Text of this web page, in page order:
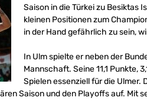
Saison in die Türkei zu Besiktas
kleinen Positionen zum
in der Hand gefährlich zu sein,
In Ulm spielte er neben der
Mannschaft. Seine 11,1 Punkte,
Spielen essenziell für die Ulmer.
Saison und den Playoffs auf. Mit